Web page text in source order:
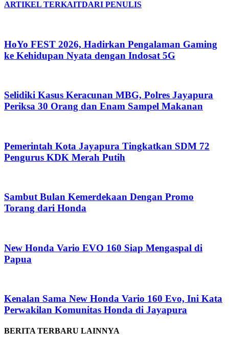
ARTIKEL TERKAITDARI PENULIS
HoYo FEST 2026, Hadirkan Pengalaman Gaming
ke Kehidupan Nyata dengan Indosat 5G
Selidiki Kasus Keracunan MBG, Polres Jayapura
Periksa 30 Orang dan Enam Sampel Makanan
Pemerintah Kota Jayapura Tingkatkan SDM 72
Pengurus KDK Merah Putih
Sambut Bulan Kemerdekaan Dengan Promo
Torang dari Honda
New Honda Vario EVO 160 Siap Mengaspal di
Papua
Kenalan Sama New Honda Vario 160 Evo, Ini Kata
Perwakilan Komunitas Honda di Jayapura
BERITA TERBARU LAINNYA